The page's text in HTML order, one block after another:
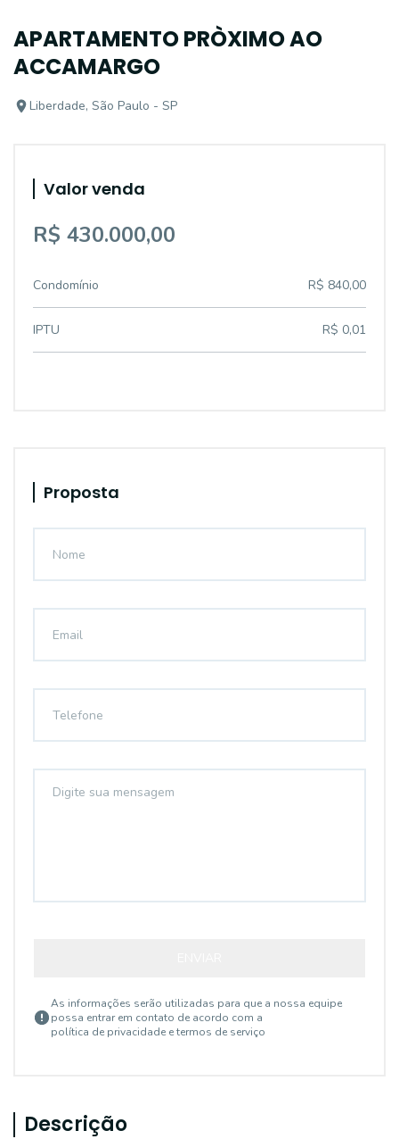
APARTAMENTO PRÒXIMO AO
ACCAMARGO
Liberdade, São Paulo - SP
Valor venda
R$ 430.000,00
Condomínio R$ 840,00
IPTU R$ 0,01
Proposta
As informações serão utilizadas para que a nossa equipe
possa entrar em contato de acordo com a
política de privacidade e termos de serviço
Descrição